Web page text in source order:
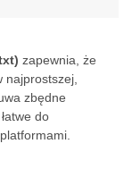
zapewnia, że
zbędne
do